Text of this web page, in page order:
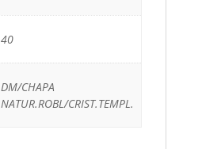
40
DM/CHAPA
NATUR.ROBL/CRIST.TEMPL.